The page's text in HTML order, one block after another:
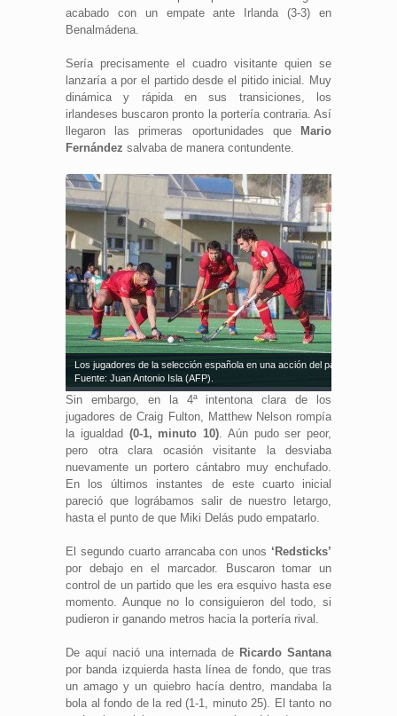
acabado con un empate ante Irlanda (3-3) en
Benalmádena.
Sería precisamente el cuadro visitante quien se
lanzaría a por el partido desde el pitido inicial. Muy
dinámica y rápida en sus transiciones, los
irlandeses buscaron pronto la portería contraria. Así
llegaron las primeras oportunidades que
Mario
Fernández salvaba de manera contundente.
Los jugadores de la selección española en una acción del partido.
Fuente: Juan Antonio Isla (AFP).
Sin embargo, en la 4ª intentona clara de los
jugadores de Craig Fulton, Matthew Nelson rompía
la igualdad (0-1, minuto 10). Aún pudo ser peor,
pero otra clara ocasión visitante la desviaba
nuevamente un portero cántabro muy enchufado.
En los últimos instantes de este cuarto inicial
pareció que lográbamos salir de nuestro letargo,
hasta el punto de que Miki Delás pudo empatarlo.
El segundo cuarto arrancaba con unos ‘Redsticks’
por debajo en el marcador. Buscaron tomar un
control de un partido que les era esquivo hasta ese
momento. Aunque no lo consiguieron del todo, si
pudieron ir ganando metros hacia la portería rival.
De aquí nació una internada de Ricardo Santana
por banda izquierda hasta línea de fondo, que tras
un amago y un quiebro hacía dentro, mandaba la
bola al fondo de la red (1-1, minuto 25). El tanto no